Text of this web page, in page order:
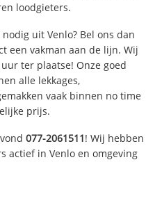
loodgieters.
uit Venlo? Bel ons dan
een vakman aan de lijn. Wij
ter plaatse! Onze goed
alle lekkages,
vaak binnen no time
prijs.
077-2061511! Wij hebben
actief in Venlo en omgeving